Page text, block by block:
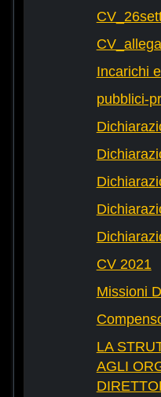
Incarichi
pubblici-
CV 2021
Missioni
LA
AGLI